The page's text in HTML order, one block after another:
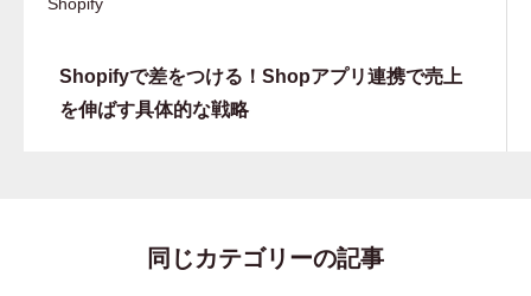
Shopifyで差をつける！Shopアプリ連携で売上
を伸ばす具体的な戦略
同じカテゴリーの記事